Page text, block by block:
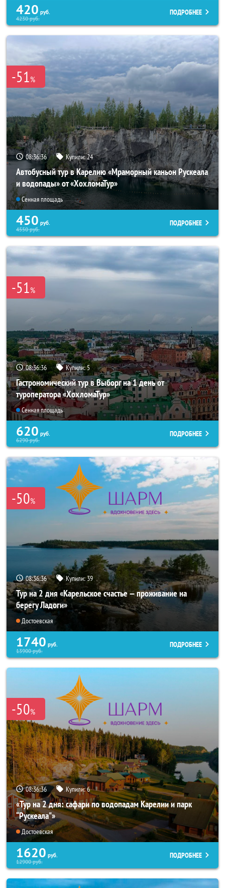
420 руб.
4230руб.
ПОДРОБНЕЕ
-51%
08:36:34 Купили:24
Автобусный тур в Карелию «Мраморный каньон Рускеала
и водопады» от «ХохломаТур»
Сенная площадь
450 руб.
4550руб.
ПОДРОБНЕЕ
-51%
08:36:34 Купили:5
Гастрономический тур в Выборг на 1 день от
туроператора «ХохломаТур»
Сенная площадь
620 руб.
6290руб.
ПОДРОБНЕЕ
-50%
08:36:34 Купили:39
Тур на 2 дня «Карельское счастье — проживание на
берегу Ладоги»
Достоевская
1740 руб.
13900руб.
ПОДРОБНЕЕ
-50%
08:36:34 Купили:6
«Тур на 2 дня: сафари по водопадам Карелии и парк
“Рускеала"»
Достоевская
1620 руб.
12900руб.
ПОДРОБНЕЕ